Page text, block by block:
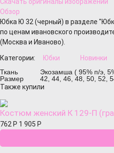
Обзор
Юбка Ю 32 (черный) в разделе
по ценам ивановского
(Москва и Иваново).
Категории: Юбки Новинки
Ткань
Экозамша ( 95% п/э,
Размер
42, 44, 46, 48, 50, 52,
Также купили
Костюм женский К 129-П
762 Р 1 905 Р